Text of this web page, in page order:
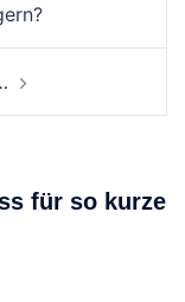
für so kurze